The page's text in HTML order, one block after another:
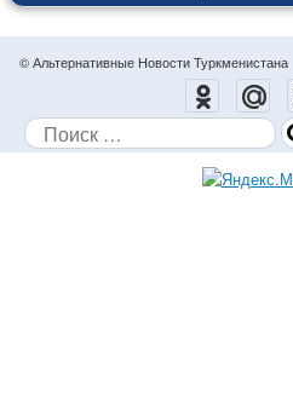
© Альтернативные Новости Туркменистана
Поиск